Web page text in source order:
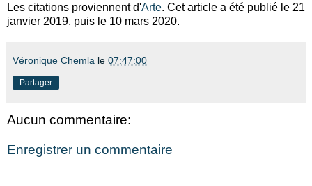
Les citations proviennent d'Arte. Cet article a été publié le 21
janvier 2019, puis le 10 mars 2020.
Véronique Chemla le 07:47:00
Partager
Aucun commentaire:
Enregistrer un commentaire